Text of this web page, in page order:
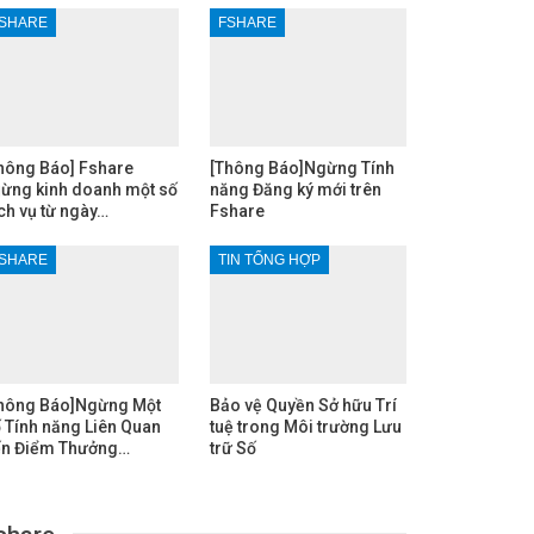
Báo] Fshare
kinh doanh một số
vụ từ ngày…
FSHARE
[Thông Báo]Ngừng Tính
năng Đăng ký mới trên
Fshare
Báo]Ngừng Một
Tính năng Liên Quan
Điểm Thưởng…
TIN TỔNG HỢP
Bảo vệ Quyền Sở hữu Trí
tuệ trong Môi trường Lưu
trữ Số